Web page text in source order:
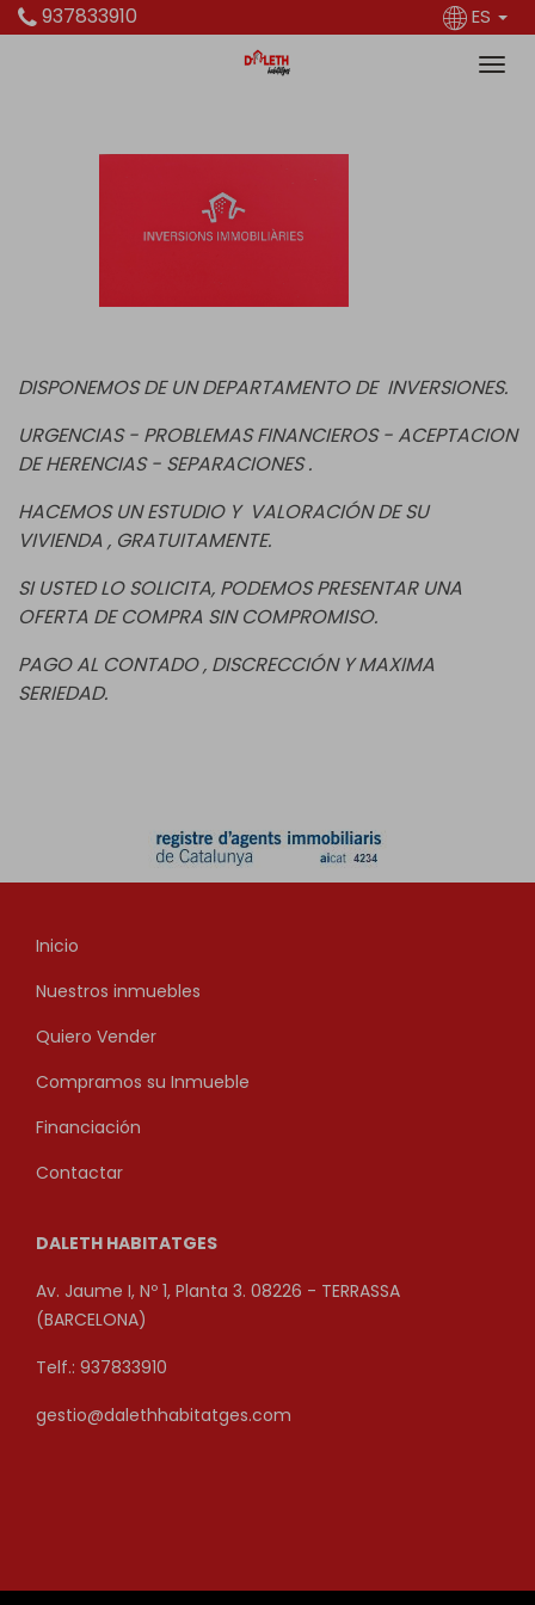
937833910 ES
DISPONEMOS DE UN DEPARTAMENTO DE INVERSIONES.
URGENCIAS - PROBLEMAS FINANCIEROS - ACEPTACION
DEHERENCIAS - SEPARACIONES .
HACEMOS UN ESTUDIO Y VALORACIÓN DE SU
VIVIENDA , GRATUITAMENTE.
SI USTED LO SOLICITA, PODEMOS PRESENTAR UNA
OFERTA DE COMPRA SIN COMPROMISO.
PAGO AL CONTADO , DISCRECCIÓN Y MAXIMA
SERIEDAD.
Inicio
Nuestros inmuebles
Quiero Vender
Compramos su Inmueble
Financiación
Contactar
DALETH HABITATGES
Av. Jaume I, Nº 1, Planta 3. 08226 - TERRASSA
(BARCELONA)
Telf.: 937833910
gestio@dalethhabitatges.com